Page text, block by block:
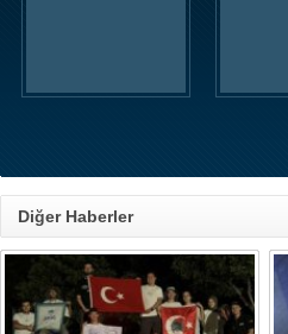
Diğer Haberler